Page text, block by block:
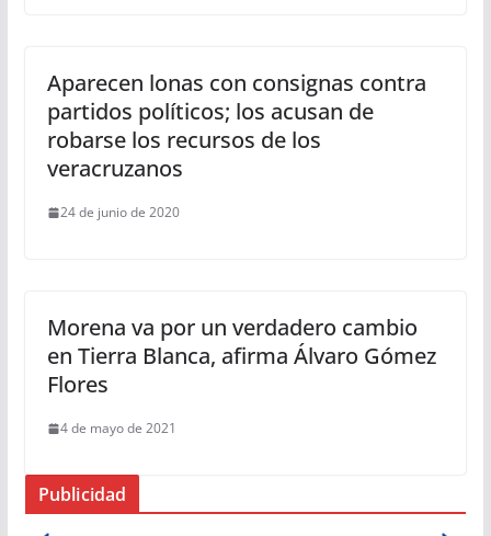
Aparecen lonas con consignas contra
partidos políticos; los acusan de
robarse los recursos de los
veracruzanos
24 de junio de 2020
Morena va por un verdadero cambio
en Tierra Blanca, afirma Álvaro Gómez
Flores
4 de mayo de 2021
Publicidad